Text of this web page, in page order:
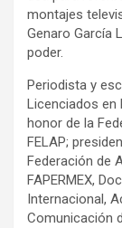
montajes
Genaro García
poder.
Periodista y
Licenciados en
honor de la
FELAP;
Federación de
FAPERMEX,
Internacional,
Comunicación